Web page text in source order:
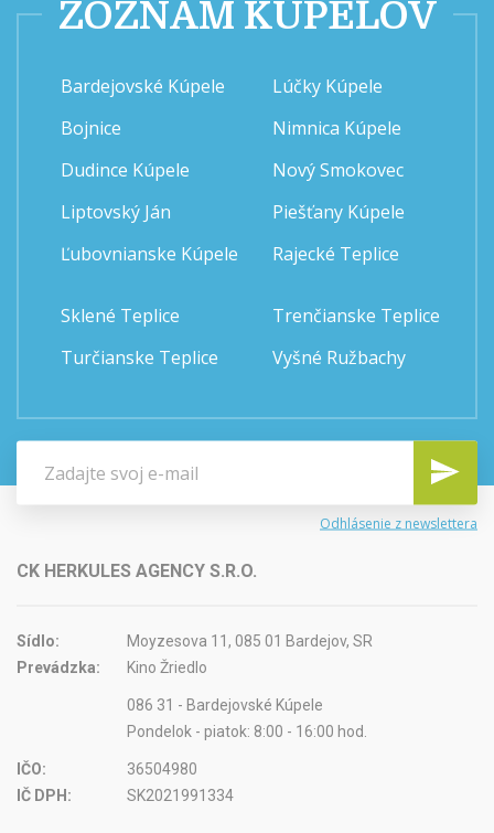
ZOZNAM KÚPEĽOV
Bardejovské Kúpele
Bojnice
Dudince Kúpele
Liptovský Ján
Ľubovnianske Kúpele
Lúčky Kúpele
Nimnica Kúpele
Nový Smokovec
Piešťany Kúpele
Rajecké Teplice
Sklené Teplice
Turčianske Teplice
Trenčianske Teplice
Vyšné Ružbachy
Odhlásenie z newslettera
CK HERKULES AGENCY S.R.O.
Sídlo:
Moyzesova 11, 085 01 Bardejov, SR
Prevádzka:
Kino Žriedlo
086 31 - Bardejovské Kúpele
Pondelok - piatok: 8:00 - 16:00 hod.
IČO:
36504980
IČ DPH:
SK2021991334